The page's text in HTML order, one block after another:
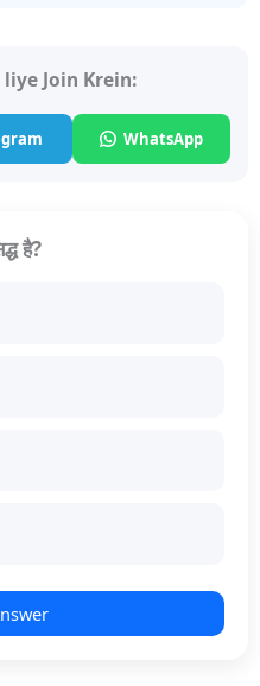
Join Krein:
WhatsApp
है?